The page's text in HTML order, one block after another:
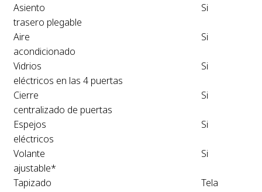
Asiento
trasero plegable
Si
Aire
acondicionado
Si
Vidrios
eléctricos en las 4 puertas
Si
Cierre
centralizado de puertas
Si
Espejos
eléctricos
Si
Volante
ajustable*
Si
Tapizado
Tela